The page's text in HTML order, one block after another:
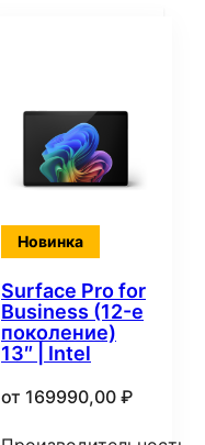
Новинка
Surface Pro for
Business (12-е
поколение)
13″ | Intel
от 169990,00 ₽